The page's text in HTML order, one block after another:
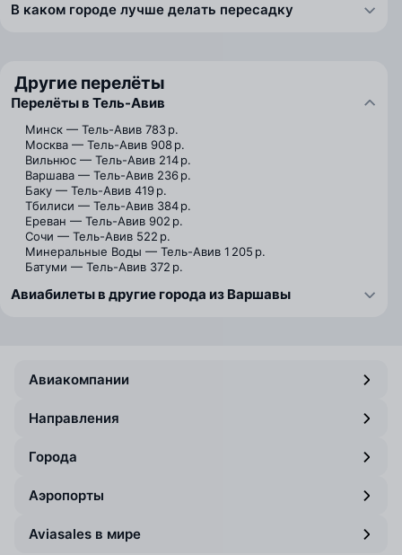
В каком городе лучше делать пересадку
Другие перелёты
Перелёты в Тель-Авив
Минск — Тель-Авив 783 р.
Москва — Тель-Авив 908 р.
Вильнюс — Тель-Авив 214 р.
Варшава — Тель-Авив 236 р.
Баку — Тель-Авив 419 р.
Тбилиси — Тель-Авив 384 р.
Ереван — Тель-Авив 902 р.
Сочи — Тель-Авив 522 р.
Минеральные Воды — Тель-Авив 1 205 р.
Батуми — Тель-Авив 372 р.
Авиабилеты в другие города из Варшавы
Авиакомпании
Направления
Города
Аэропорты
Aviasales в мире